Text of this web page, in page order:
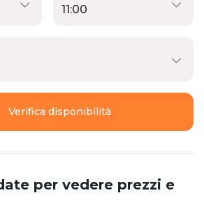
Verifica disponibilità
per vedere prezzi e